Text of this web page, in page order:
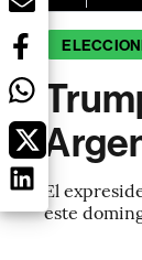
El
este